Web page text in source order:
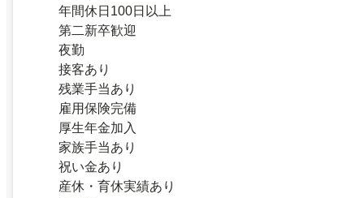
年間休日100日以上
第二新卒歓迎
夜勤
接客あり
残業手当あり
雇用保険完備
厚生年金加入
家族手当あり
祝い金あり
産休・育休実績あり